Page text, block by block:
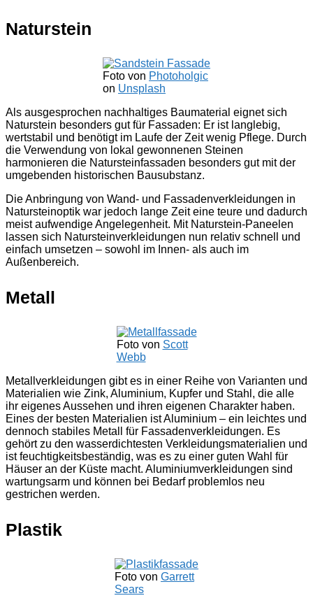
Naturstein
Foto von Photoholgic
on Unsplash
Als ausgesprochen nachhaltiges Baumaterial eignet sich
Naturstein besonders gut für Fassaden: Er ist langlebig,
wertstabil und benötigt im Laufe der Zeit wenig Pflege. Durch
die Verwendung von lokal gewonnenen Steinen
harmonieren die Natursteinfassaden besonders gut mit der
umgebenden historischen Bausubstanz.
Die Anbringung von Wand- und Fassadenverkleidungen in
Natursteinoptik war jedoch lange Zeit eine teure und dadurch
meist aufwendige Angelegenheit. Mit Naturstein-Paneelen
lassen sich Natursteinverkleidungen nun relativ schnell und
einfach umsetzen – sowohl im Innen- als auch im
Außenbereich.
Metall
Foto von Scott
Webb
Metallverkleidungen gibt es in einer Reihe von Varianten und
Materialien wie Zink, Aluminium, Kupfer und Stahl, die alle
ihr eigenes Aussehen und ihren eigenen Charakter haben.
Eines der besten Materialien ist Aluminium – ein leichtes und
dennoch stabiles Metall für Fassadenverkleidungen. Es
gehört zu den wasserdichtesten Verkleidungsmaterialien und
ist feuchtigkeitsbeständig, was es zu einer guten Wahl für
Häuser an der Küste macht. Aluminiumverkleidungen sind
wartungsarm und können bei Bedarf problemlos neu
gestrichen werden.
Plastik
Foto von Garrett
Sears